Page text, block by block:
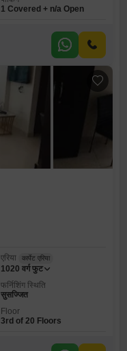
1 Covered + n/a Open
एरिया कार्पेट एरिया
1020 वर्ग फुट
फर्निशिंग स्थिति
सुसज्जित
Floor
3rd of 20 Floors